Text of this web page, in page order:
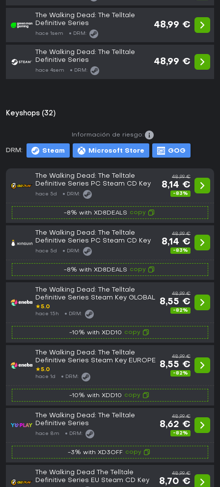
The Walking Dead: The Telltale
Definitive Series
hace 1sem DRM:
48,99 €
The Walking Dead: The Telltale
Definitive Series
hace 4sem DRM:
48,99 €
Keyshops (32)
DRM: Steam Microsoft Store GOG
Información de riesgo:
The Walking Dead: The Telltale
Definitive Series PC Steam CD Key
hace 5d DRM:
48,99 €
8,14 €
-83%
-8% with XD8DEALS copy
The Walking Dead: The Telltale
Definitive Series PC Steam CD Key
hace 5d DRM:
48,99 €
8,14 €
-83%
-8% with XD8DEALS copy
The Walking Dead: The Telltale
Definitive Series Steam Key GLOBAL
★5.0
hace 15h DRM:
48,99 €
8,55 €
-82%
-10% with XDD10 copy
The Walking Dead: The Telltale
Definitive Series Steam Key EUROPE
★5.0
hace 1d DRM:
48,99 €
8,55 €
-82%
-10% with XDD10 copy
The Walking Dead: The Telltale
Definitive Series
hace 8m DRM:
48,99 €
8,62 €
-82%
-3% with XD3OFF copy
The Walking Dead The Telltale
Definitive Series EU Steam CD Key
48,99 €
8,70 €